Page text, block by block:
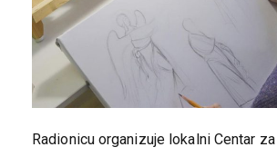
Radionicu organizuje lokalni Centar